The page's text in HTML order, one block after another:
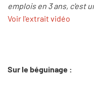
emplois en 3 ans, c'est
Voir l'extrait vidéo
Sur le béguinage :